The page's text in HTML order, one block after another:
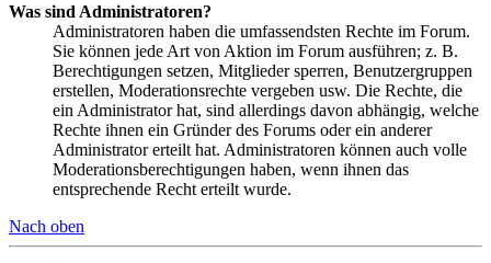
Was sind Administratoren?
Administratoren haben die umfassendsten Rechte im Forum.
Sie können jede Art von Aktion im Forum ausführen; z. B.
Berechtigungen setzen, Mitglieder sperren, Benutzergruppen
erstellen, Moderationsrechte vergeben usw. Die Rechte, die
ein Administrator hat, sind allerdings davon abhängig, welche
Rechte ihnen ein Gründer des Forums oder ein anderer
Administrator erteilt hat. Administratoren können auch volle
Moderationsberechtigungen haben, wenn ihnen das
entsprechende Recht erteilt wurde.
Nach oben